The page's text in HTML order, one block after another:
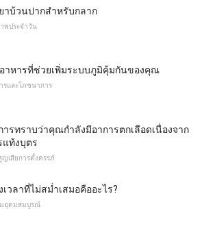
าบ้วนปากสำหรับกลาก
พประจำวัน
าหารที่ช่วยเพิ่มระบบภูมิคุ้มกันของคุณ
รและโภชนาการ
ารทราบว่าคุณกำลังมีอาการตกเลือดเนื่องจาก
แท้งบุตร
ญเสียการตั้งครรภ์
เวลาที่ไม่สม่ำเสมอคืออะไร?
อุดมสมบูรณ์